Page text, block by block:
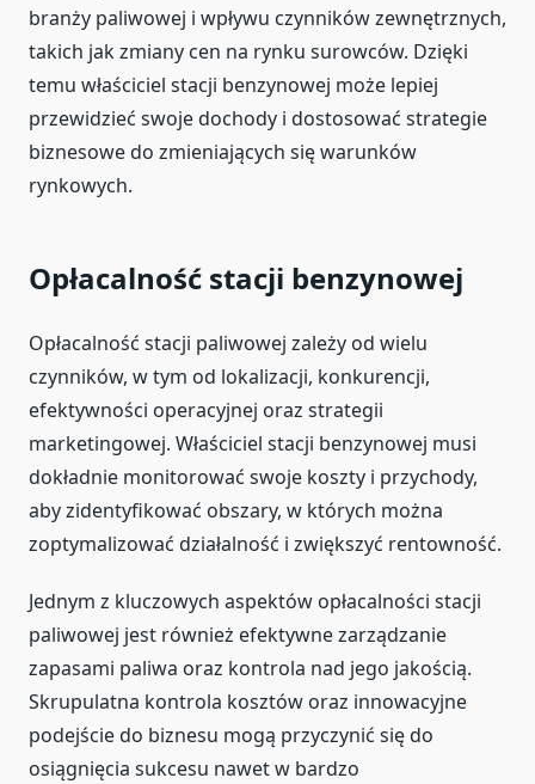
branży paliwowej i wpływu czynników zewnętrznych,
takich jak zmiany cen na rynku surowców. Dzięki
temu właściciel stacji benzynowej może lepiej
przewidzieć swoje dochody i dostosować strategie
biznesowe do zmieniających się warunków
rynkowych.
Opłacalność stacji benzynowej
Opłacalność stacji paliwowej zależy od wielu
czynników, w tym od lokalizacji, konkurencji,
efektywności operacyjnej oraz strategii
marketingowej. Właściciel stacji benzynowej musi
dokładnie monitorować swoje koszty i przychody,
aby zidentyfikować obszary, w których można
zoptymalizować działalność i zwiększyć rentowność.
Jednym z kluczowych aspektów opłacalności stacji
paliwowej jest również efektywne zarządzanie
zapasami paliwa oraz kontrola nad jego jakością.
Skrupulatna kontrola kosztów oraz innowacyjne
podejście do biznesu mogą przyczynić się do
osiągnięcia sukcesu nawet w bardzo